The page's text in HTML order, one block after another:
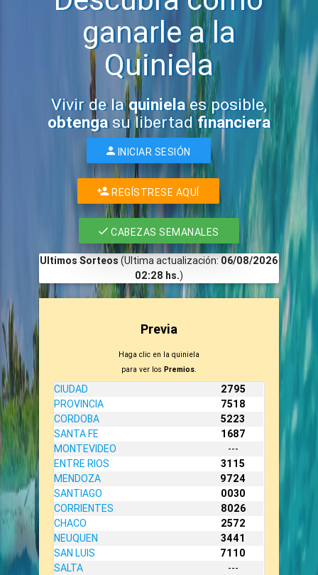
ganarle a la
Quiniela
Vivir de laquinielaes posible,
obtengasu libertadfinanciera
INICIAR SESIÓN
REGÍSTRESE AQUÍ
CABEZAS SEMANALES
Ultimos Sorteos (Ultima actualización: 06/08/2026
02:28 hs.)
Previa
Haga clic en la quiniela
para ver los Premios.
CIUDAD
2795
PROVINCIA
7518
CORDOBA
5223
SANTA FE
1687
MONTEVIDEO
---
ENTRE RIOS
3115
MENDOZA
9724
SANTIAGO
0030
CORRIENTES
8026
CHACO
2572
NEUQUEN
3441
SAN LUIS
7110
SALTA
---